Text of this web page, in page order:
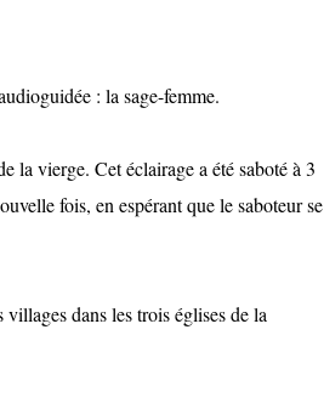
: la sage-femme.
la vierge. Cet éclairage a été saboté à 3
fois, en espérant que le saboteur se
dans les trois églises de la